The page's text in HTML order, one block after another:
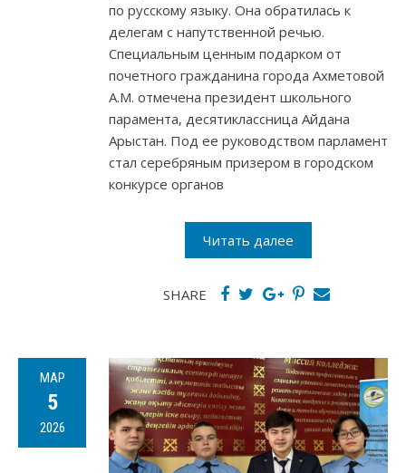
по русскому языку. Она обратилась к
делегам с напутственной речью.
Специальным ценным подарком от
почетного гражданина города Ахметовой
А.М. отмечена президент школьного
парамента, десятиклассница Айдана
Арыстан. Под ее руководством парламент
стал серебряным призером в городском
конкурсе органов
Читать далее
SHARE
МАР
5
2026